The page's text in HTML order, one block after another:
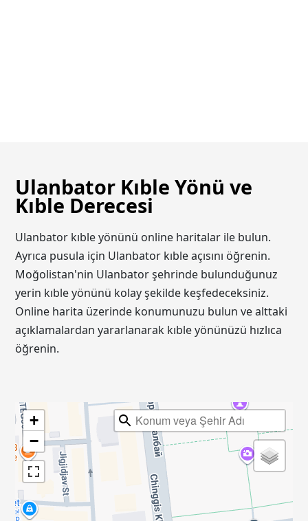
Ulanbator Kıble Yönü ve
Kıble Derecesi
Ulanbator kıble yönünü online haritalar ile bulun.
Ayrıca pusula için Ulanbator kıble açısını öğrenin.
Moğolistan'nin Ulanbator şehrinde bulunduğunuz
yerin kıble yönünü kolay şekilde keşfedeceksiniz.
Online harita üzerinde konumunuzu bulun ve alttaki
açıklamalardan yararlanarak kıble yönünüzü hızlıca
öğrenin.
+
−